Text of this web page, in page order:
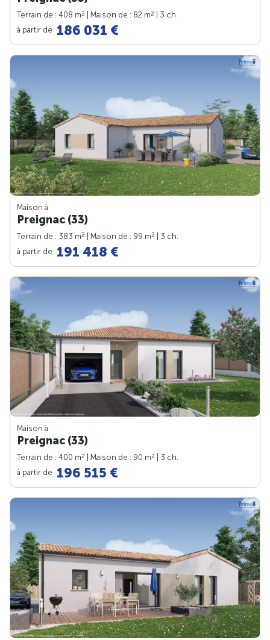
Terrain de : 408 m2 | Maison de : 82 m2
| 3 ch.
à partir de 186 031 €
Maison à
Preignac (33)
Terrain de : 383 m2 | Maison de : 99 m2
| 3 ch.
à partir de 191 418 €
Maison à
Preignac (33)
Terrain de : 400 m2 | Maison de : 90 m2
| 3 ch.
à partir de 196 515 €